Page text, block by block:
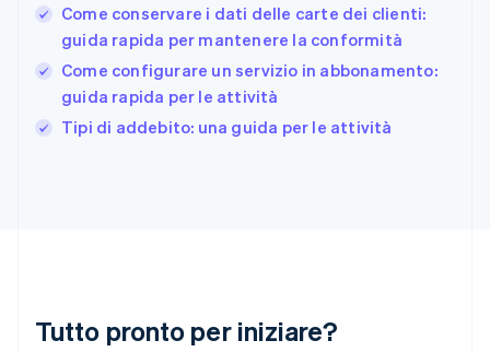
Come conservare i dati delle carte dei clienti:
guida rapida per mantenere la conformità
Come configurare un servizio in abbonamento:
guida rapida per le attività
Tipi di addebito: una guida per le attività
Tutto pronto per iniziare?
日本語English
Gibilterra
English
Grecia
English
India
English
Lituania